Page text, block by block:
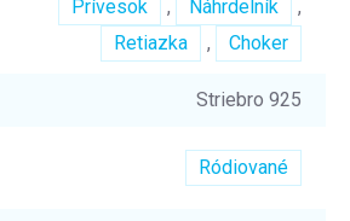
Prívesok , Náhrdelník
,
Retiazka
, Choker
Striebro 925
Ródiované